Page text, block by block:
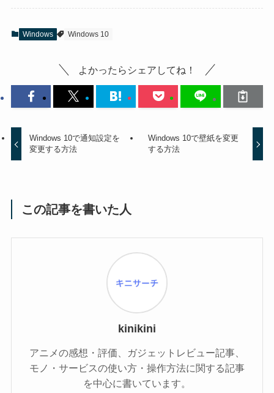
Windows Windows 10
よかったらシェアしてね！
Windows 10で通知設定を
変更する方法
Windows 10で壁紙を変更
する方法
この記事を書いた人
kinikini
アニメの感想・評価、ガジェットレビュー記事、
モノ・サービスの使い方・操作方法に関する記事
を中心に書いています。